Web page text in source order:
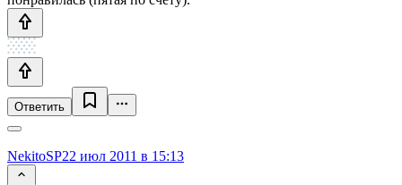
Ответить
NekitoSP22 июл 2011 в 15:13